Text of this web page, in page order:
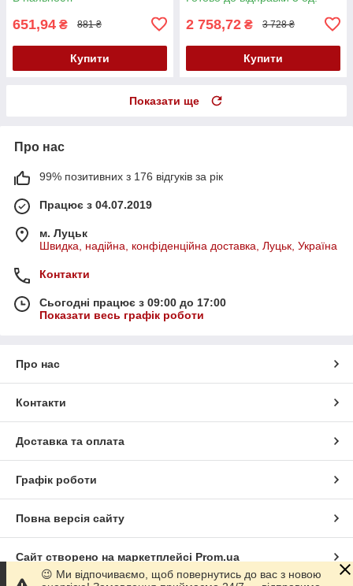
651,94 ₴ 881 ₴
Купити
платинового силікону
2 758,72 ₴ 3 728 ₴
Купити
Показати ще
Про нас
99% позитивних з 176 відгуків за рік
Працює з 04.07.2019
м. Луцьк
Швидка, надійна, конфіденційна доставка, Луцьк, Україна
Контакти
Сьогодні працює з 09:00 до 17:00
Показати весь графік роботи
Про нас
Контакти
Доставка та оплата
Графік роботи
Повна версія сайту
Сайт створено на маркетплейсі Prom.ua
😉 Ми відпочиваємо, щоб повернутись до вас з новою